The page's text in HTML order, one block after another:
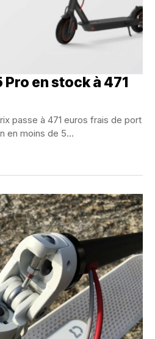
en stock à 471
passe à 471 euros frais de port
en moins de 5...